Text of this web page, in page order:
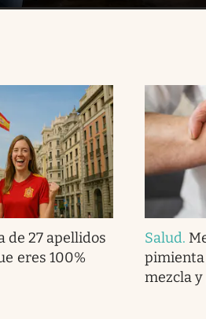
de 27 apellidos
eres 100%
Salud.
pimienta
mezcla